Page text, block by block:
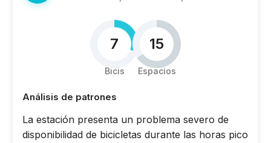
7
Bicis
15
Espacios
Análisis de patrones
La estación presenta un problema severo de
disponibilidad de bicicletas durante las horas pico